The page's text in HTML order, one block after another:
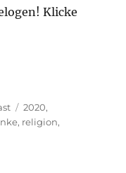
Klicke
Schlagwörter
2020,
, religion,